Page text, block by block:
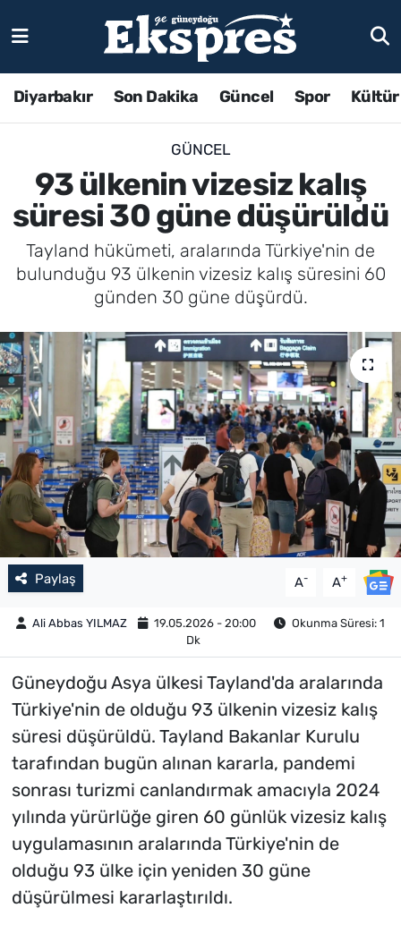
Diyarbakır Son Dakika Güncel Spor
GÜNCEL
93 ülkenin vizesiz kalış
süresi 30 güne düşürüldü
Tayland hükümeti, aralarında Türkiye'nin de
bulunduğu 93 ülkenin vizesiz kalış süresini 60
günden 30 güne düşürdü.
Paylaş A- A+
Ali Abbas YILMAZ 19.05.2026 - 20:00
Okunma Süresi: 1
Dk
Güneydoğu Asya ülkesi Tayland'da aralarında
Türkiye'nin de olduğu 93 ülkenin vizesiz kalış
süresi düşürüldü. Tayland Bakanlar Kurulu
tarafından bugün alınan kararla, pandemi
sonrası turizmi canlandırmak amacıyla 2024
yılında yürürlüğe giren 60 günlük vizesiz kalış
uygulamasının aralarında Türkiye'nin de
olduğu 93 ülke için yeniden 30 güne
düşürülmesi kararlaştırıldı.